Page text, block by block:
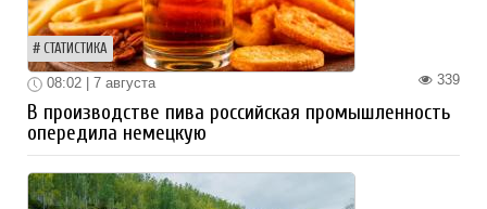
СТАТИСТИКА
339
08:02 | 7 августа
В производстве пива российская промышленность
опередила немецкую